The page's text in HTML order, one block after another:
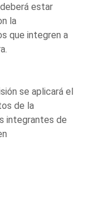
estar
la
que integren a
se aplicará el
de la
integrantes de